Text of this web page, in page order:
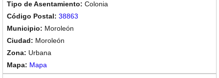
Colonia
38863
Moroleón
Moroleón
Urbana
Mapa